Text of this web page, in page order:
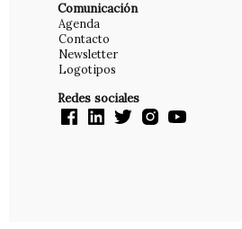
Comunicación
Agenda
Contacto
Newsletter
Logotipos
Redes sociales